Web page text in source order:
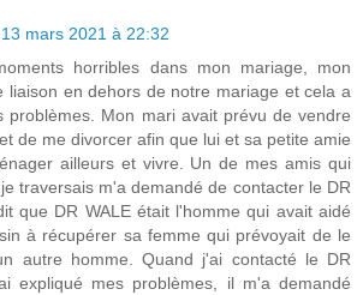
13 mars 2021 à 22:32
horribles dans mon mariage, mon
liaison en dehors de notre mariage et cela a
problèmes. Mon mari avait prévu de vendre
de me divorcer afin que lui et sa petite amie
ailleurs et vivre. Un de mes amis qui
traversais m'a demandé de contacter le DR
que DR WALE était l'homme qui avait aidé
à récupérer sa femme qui prévoyait de le
autre homme. Quand j'ai contacté le DR
expliqué mes problèmes, il m'a demandé